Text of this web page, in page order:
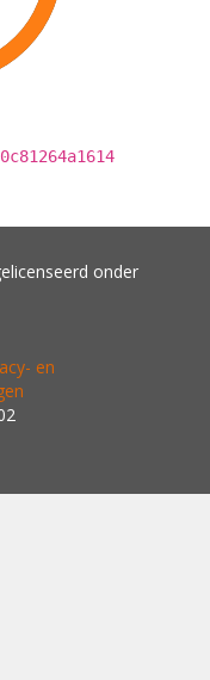
onder
en